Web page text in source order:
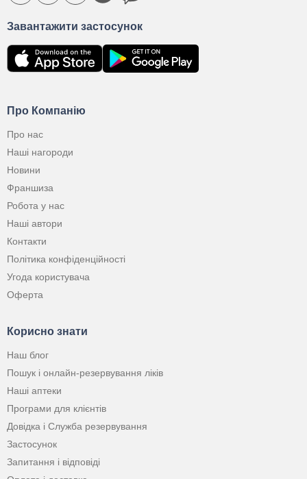
Про Компанію
Про нас
Наші нагороди
Новини
Франшиза
Робота у нас
Наші автори
Контакти
Політика конфіденційності
Угода користувача
Оферта
Корисно знати
Наш блог
Пошук і онлайн-резервування ліків
Наші аптеки
Програми для клієнтів
Довідка і Служба резервування
Застосунок
Запитання і відповіді
Завантажити застосунок